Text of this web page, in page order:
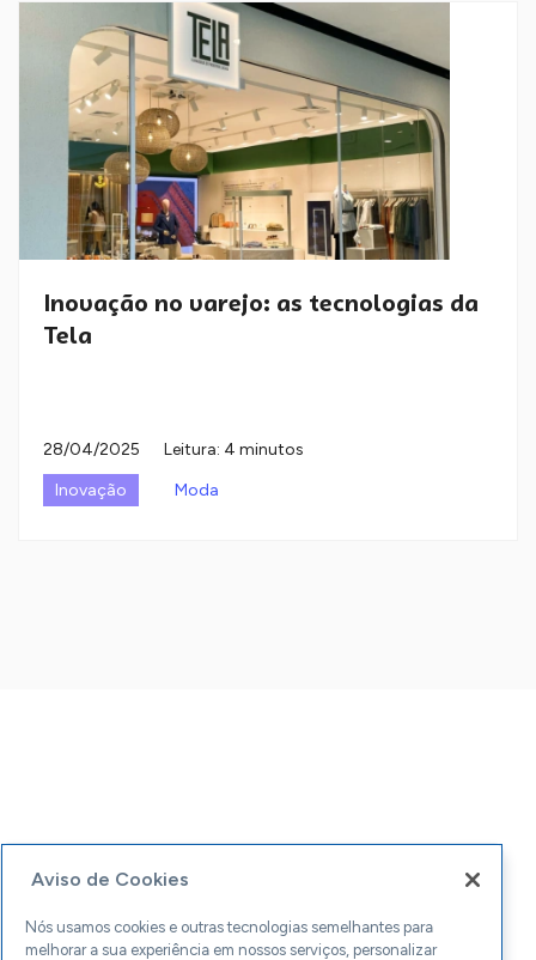
Inovação no varejo: as tecnologias da
Tela
28/04/2025
Leitura: 4 minutos
Inovação
Moda
Aviso de Cookies
Nós usamos cookies e outras tecnologias semelhantes para
melhorar a sua experiência em nossos serviços, personalizar